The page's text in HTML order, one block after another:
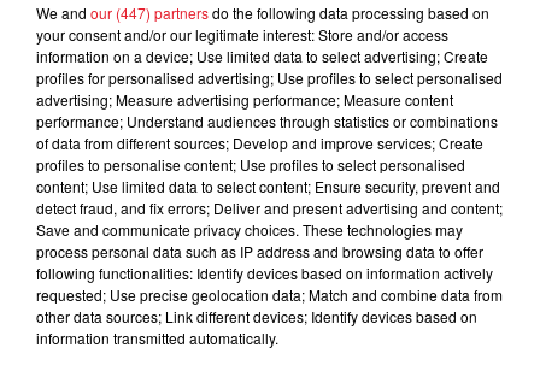
LES DERNIÈRES NEWS Voir plus
Jay-Z se bat contre la grand-mère
d'un homme prétendant être son fils
We and our (447) partnersdo the following data processing based on
your consent and/or our legitimate interest: Store and/or access
information on a device; Use limited data to select advertising; Create
profiles for personalised advertising; Use profiles to select personalised
advertising; Measure advertising performance; Measure content
performance; Understand audiences through statistics or combinations
of data from different sources; Develop and improve services; Create
profiles to personalise content; Use profiles to select personalised
content; Use limited data to select content; Ensure security, prevent and
detect fraud, and fix errors; Deliver and present advertising and content;
Save and communicate privacy choices. These technologies may
process personal data such as IP address and browsing data to offer
following functionalities: Identify devices based on information actively
requested; Use precise geolocation data; Match and combine data from
other data sources; Link different devices; Identify devices based on
information transmitted automatically.